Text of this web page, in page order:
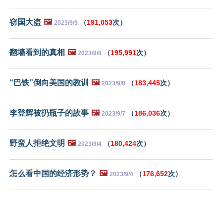
窃国大盗 🖼️ 2023/9/9 （191,053次）
翻墙看到的真相 🖼️ 2023/9/8 （195,991次）
“巴铁”倒向美国的教训 🖼️ 2023/9/8 （183,445次）
李登辉被扔瓶子的故事 🖼️ 2023/9/7 （186,036次）
野蛮人拒绝文明 🖼️ 2023/9/4 （180,424次）
怎么看中国的经济形势？ 🖼️ 2023/9/4 （176,652次）